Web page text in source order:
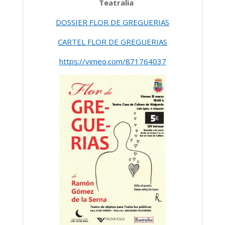
Teatralia
DOSSIER FLOR DE GREGUERIAS
CARTEL FLOR DE GREGUERIAS
https://vimeo.com/871764037